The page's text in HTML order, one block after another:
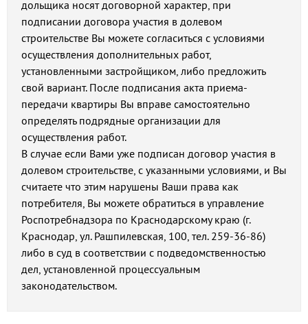
дольщика носят договорной характер, при
подписании договора участия в долевом
строительстве Вы можете согласиться с условиями
осуществления дополнительных работ,
установленными застройщиком, либо предложить
свой вариант. После подписания акта приема-
передачи квартиры Вы вправе самостоятельно
определять подрядные организации для
осуществления работ.
В случае если Вами уже подписан договор участия в
долевом строительстве, с указанными условиями, и Вы
считаете что этим нарушены Ваши права как
потребителя, Вы можете обратиться в управление
Роспотребнадзора по Краснодарскому краю (г.
Краснодар, ул. Рашпилевская, 100, тел. 259-36-86)
либо в суд в соответствии с подведомственностью
дел, установленной процессуальным
законодательством.